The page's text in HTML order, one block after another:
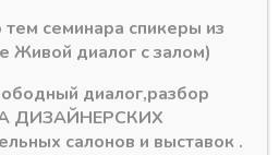
384,00₽
семинара спикеры из
диалог с залом)
диалог,разбор
ДИЗАЙНЕРСКИХ
салонов и выставок .